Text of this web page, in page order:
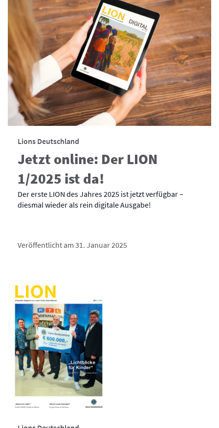
Lions Deutschland
Jetzt online: Der LION
1/2025 ist da!
Der erste LION des Jahres 2025 ist jetzt verfügbar –
diesmal wieder als rein digitale Ausgabe!
Veröffentlicht am 31. Januar 2025